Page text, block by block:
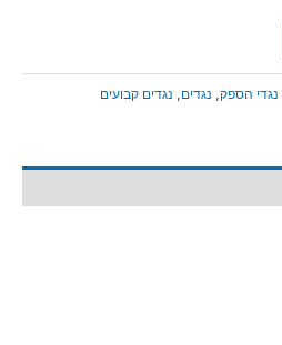
נגדי הספק, נגדים , נגדים קבועים